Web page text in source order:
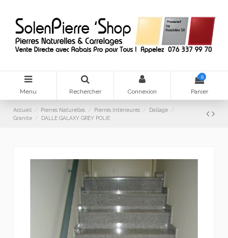
Menu Rechercher Connexion
0
Panier
Accueil Pierres Naturelles Pierres Intérieures
Dallage
Granite
DALLE GALAXY GREY POLIE